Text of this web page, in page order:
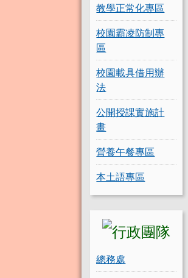
教學正常化專區
校園霸凌防制專
區
校園載具借用辦
法
公開授課實施計
畫
營養午餐專區
本土語專區
總務處